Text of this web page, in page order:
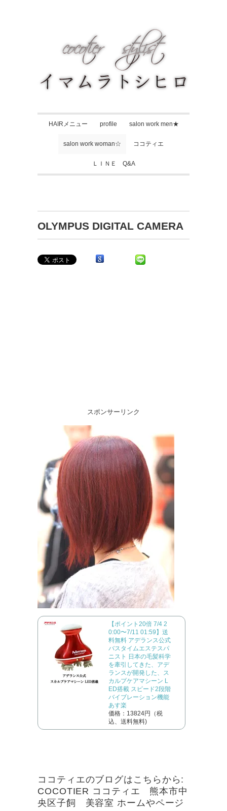
HAIRメニュー profile salon work men★
salon work woman☆ ココティエ
ＬＩＮＥ Q&A
OLYMPUS DIGITAL CAMERA
スポンサーリンク
【ポイント20倍 7/4 2
0:00〜7/11 01:59】送
料無料 アデランス公式
バスタイムエステスパ
ニスト 日本の毛髪科学
を牽引してきた、アデ
ランスが開発した、ス
カルプケアマシーン L
ED搭載 スピード2段階
バイブレーション機能
あす楽
価格：13824円（税
込、送料無料)
ココティエのブログはこちらから:
COCOTIER ココティエ 熊本市中
央区子飼 美容室 ホームやページ